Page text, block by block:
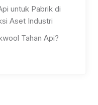
untuk Pabrik di
Aset Industri
Tahan Api?